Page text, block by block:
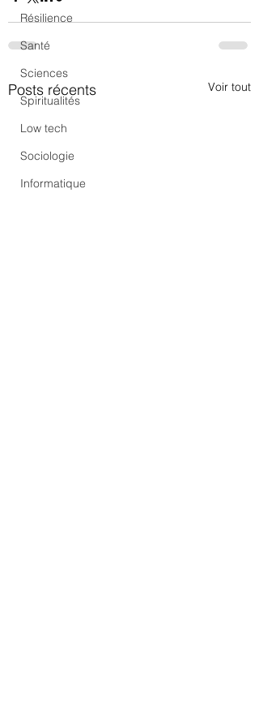
Résilience
Santé
Sciences
Spiritualités
Low tech
Sociologie
Informatique
Posts récents Voir tout